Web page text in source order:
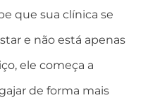
que sua clínica se
e não está apenas
ele começa a
de forma mais